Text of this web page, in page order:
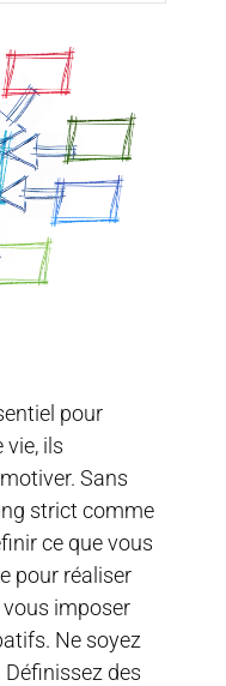
pour
vie, ils
Sans
strict comme
ce que vous
pour réaliser
imposer
Ne soyez
des